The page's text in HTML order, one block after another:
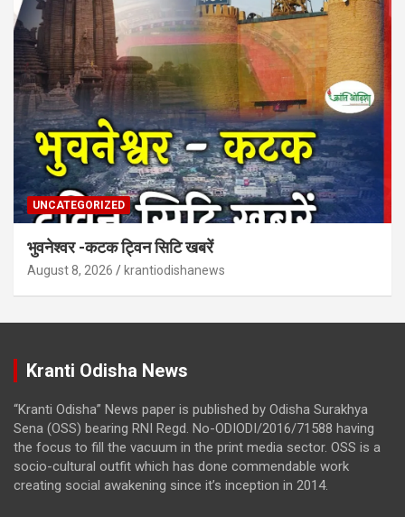
UNCATEGORIZED
भुवनेश्वर -कटक ट्विन सिटि खबरें
August 8, 2026 krantiodishanews
Kranti Odisha News
“Kranti Odisha” News paper is published by Odisha Surakhya
Sena (OSS) bearing RNI Regd. No-ODIODI/2016/71588 having
the focus to fill the vacuum in the print media sector. OSS is a
socio-cultural outfit which has done commendable work
creating social awakening since it’s inception in 2014.